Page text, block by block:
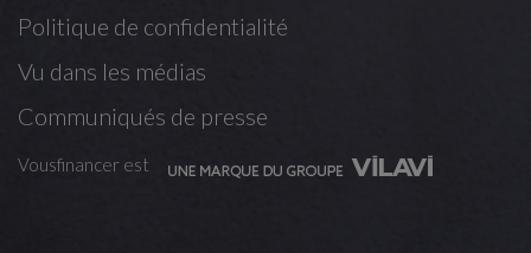
Politique de confidentialité
Vu dans les médias
Communiqués de presse
Vousfinancer est